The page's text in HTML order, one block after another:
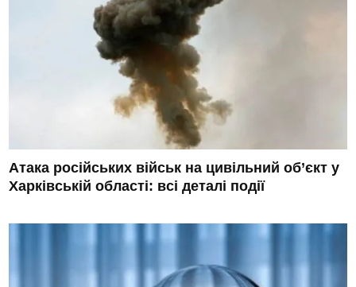
Атака російських військ на цивільний об’єкт у
Харківській області: всі деталі події